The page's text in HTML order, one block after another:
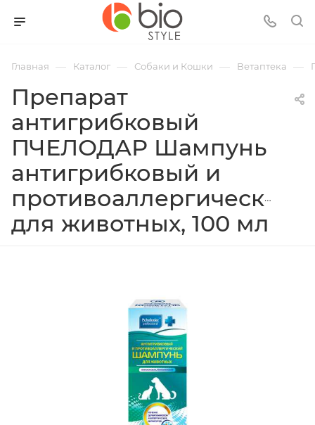
Главная — Каталог — Собаки и Кошки — Ветаптека —
Препарат
антигрибковый
ПЧЕЛОДАР Шампунь
антигрибковый и
противоаллергический
для животных, 100 мл